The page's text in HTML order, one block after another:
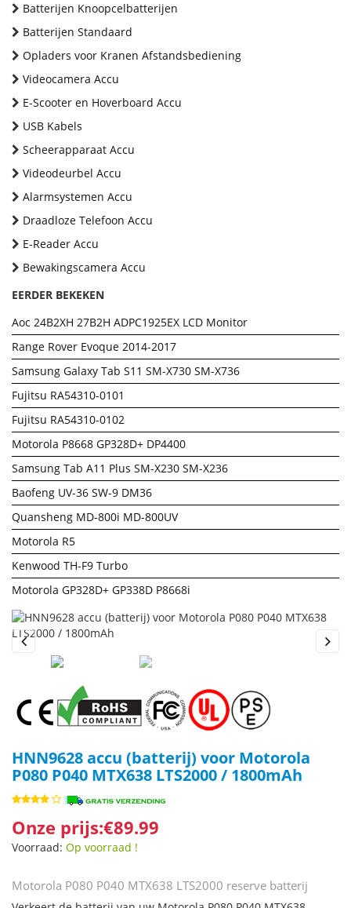
Batterijen Knoopcelbatterijen
Batterijen Standaard
Opladers voor Kranen Afstandsbediening
Videocamera Accu
E-Scooter en Hoverboard Accu
USB Kabels
Scheerapparaat Accu
Videodeurbel Accu
Alarmsystemen Accu
Draadloze Telefoon Accu
E-Reader Accu
Bewakingscamera Accu
EERDER BEKEKEN
Aoc 24B2XH 27B2H ADPC1925EX LCD Monitor
Range Rover Evoque 2014-2017
Samsung Galaxy Tab S11 SM-X730 SM-X736
Fujitsu RA54310-0101
Fujitsu RA54310-0102
Motorola P8668 GP328D+ DP4400
Samsung Tab A11 Plus SM-X230 SM-X236
Baofeng UV-36 SW-9 DM36
Quansheng MD-800i MD-800UV
Motorola R5
Kenwood TH-F9 Turbo
Motorola GP328D+ GP338D P8668i
Previous
HNN9628 accu (batterij) voor Motorola
P080 P040 MTX638 LTS2000 / 1800mAh
Onze prijs:€89.99
Voorraad: Op voorraad !
Motorola P080 P040 MTX638 LTS2000 reserve batterij